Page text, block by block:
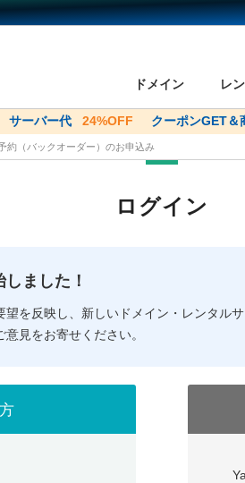
ドメイン
ドメイン
類 WHOIS検索
レ
ットde診断
バリュー
ご利用希望の方 おすすめ
ご利用希望の方 おすすめ
サーバー代 24%OFF クーポンGET＆
サーバーV2ビジネス応援キャンペーン
約（バックオーダー）のお申込み
ログイン
ました！
を反映し、新しいドメイン・レンタル
見をお寄せください。